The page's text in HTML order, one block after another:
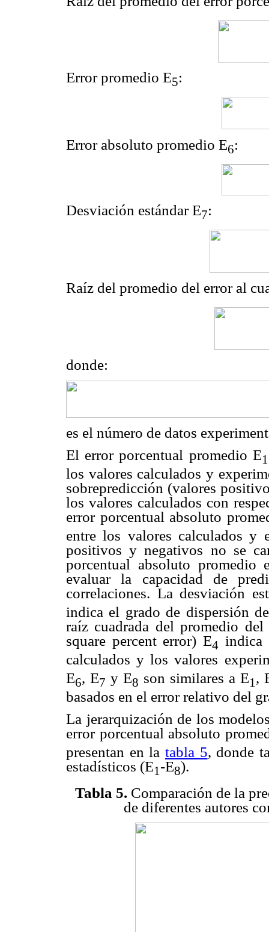
Error promedio E5:
Error absoluto promedio E6:
Desviación estándar E7:
Raíz del promedio del error al
donde:
es el número de datos
El error porcentual promedio E1
los valores calculados y
sobrepredicción (valores
los valores calculados con
error porcentual absoluto
entre los valores calculados y
positivos y negativos no se
porcentual absoluto promedio
evaluar la capacidad de
correlaciones. La desviación
indica el grado de dispersión
raíz cuadrada del promedio
square percent error) E4 indica
calculados y los valores
E6, E7 y E8 son similares a E1 ,
basados en el error relativo del
La jerarquización de los
error porcentual absoluto
presentan en la tabla 5, donde
estadísticos (E1 -E8).
Tabla 5. Comparación de la
de diferentes autores